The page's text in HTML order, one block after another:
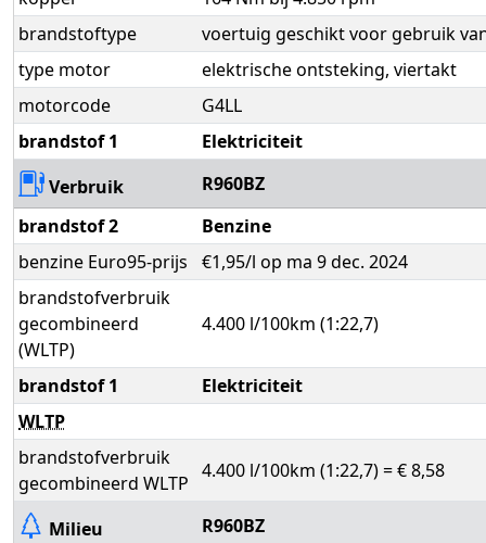
brandstoftype
voertuig geschikt voor gebruik
type motor
elektrische ontsteking, viertakt
motorcode
G4LL
brandstof 1
Elektriciteit
Verbruik
R960BZ
brandstof 2
Benzine
benzine Euro95-prijs
€1,95/l op ma 9 dec. 2024
brandstofverbruik
gecombineerd
(WLTP)
4.400 l/100km (1:22,7)
brandstof 1
Elektriciteit
WLTP
brandstofverbruik
gecombineerd WLTP
4.400 l/100km (1:22,7) = € 8,58
Milieu
R960BZ